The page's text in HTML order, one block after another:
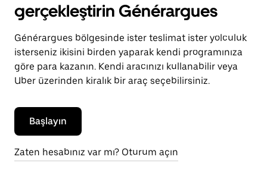
gerçekleştirin Générargues
Générargues bölgesinde ister teslimat ister yolculuk
isterseniz ikisini birden yaparak kendi programınıza
göre para kazanın. Kendi aracınızı kullanabilir veya
Uber üzerinden kiralık bir araç seçebilirsiniz.
Başlayın
Zaten hesabınız var mı? Oturum açın